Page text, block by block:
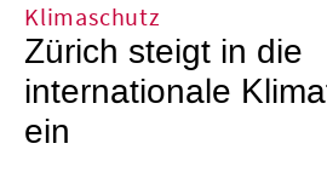
Klimaschutz
Zürich steigt in die
internationale
ein